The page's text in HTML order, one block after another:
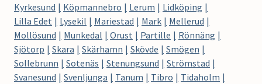
Kyrkesund
Köpmannebro Lerum
Lidköping
Lilla Edet
Lysekil Mariestad Mark
Mellerud
Mollösund
Munkedal Orust Partille
Rönnäng
Sjötorp
Skara Skärhamn Skövde
Smögen
Sollebrunn
Sotenäs Stenungsund
Strömstad
Svanesund
Svenljunga Tanum Tibro
Tidaholm